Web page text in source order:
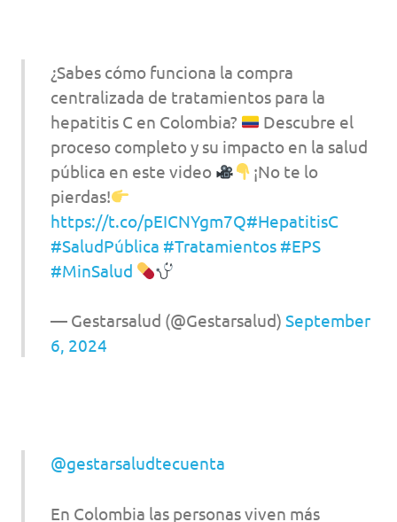
¿Sabes cómo funciona la compra
centralizada de tratamientos para la
hepatitis C en Colombia?
Descubre el
proceso completo y su impacto en la salud
pública en este video
¡No te lo
pierdas!
https://t.co/pEICNYgm7Q#HepatitisC
#SaludPública #Tratamientos #EPS
#MinSalud
— Gestarsalud (@Gestarsalud) September
6, 2024
@gestarsaludtecuenta
En Colombia las personas viven más